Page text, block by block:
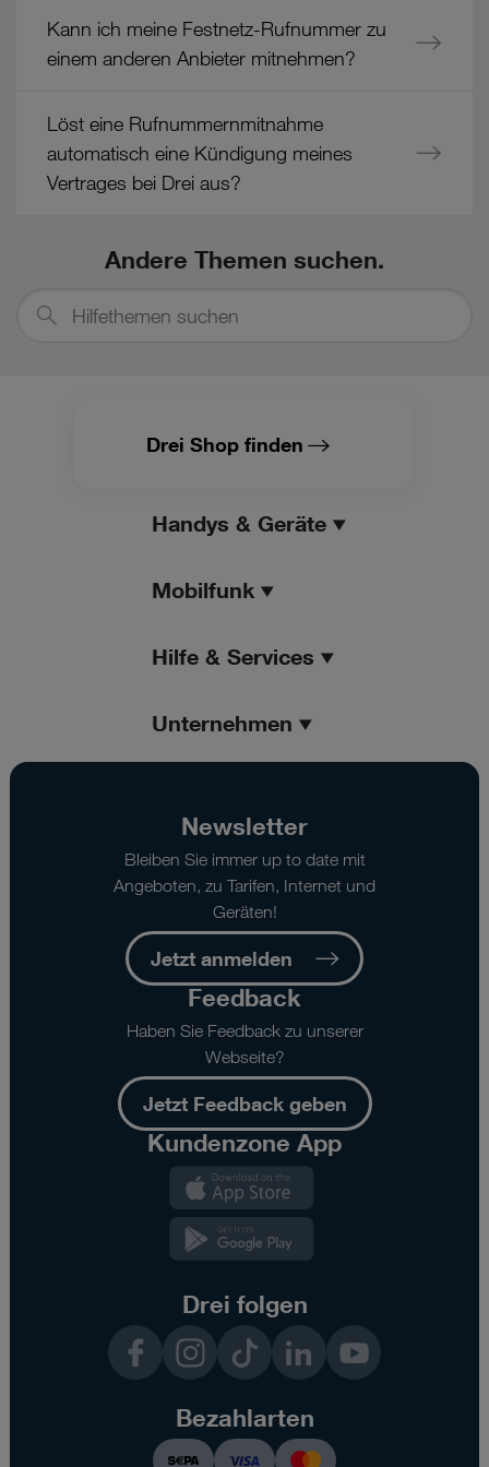
Kann ich meine Festnetz-Rufnummer zu
einem anderen Anbieter mitnehmen?
Löst eine Rufnummernmitnahme
automatisch eine Kündigung meines
Vertrages bei Drei aus?
Andere Themen suchen.
suchen
Drei Shop finden
Handys & Geräte
Mobilfunk
Hilfe & Services
Unternehmen
Newsletter
Bleiben Sie immer up to date mit
Angeboten, zu Tarifen, Internet und
Geräten!
Jetzt anmelden
Feedback
Haben Sie Feedback zu unserer
Webseite?
Jetzt Feedback geben
Kundenzone App
Drei folgen
InstagramTikTok LinkedInYouTube
Bezahlarten